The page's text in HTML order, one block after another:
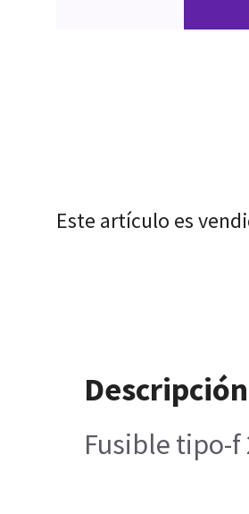
Este artículo es
Fusible tipo-f